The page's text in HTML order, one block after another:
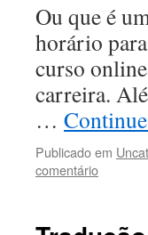
Ou que é
horário
curso
carreira.
…
Publicado em
comentário